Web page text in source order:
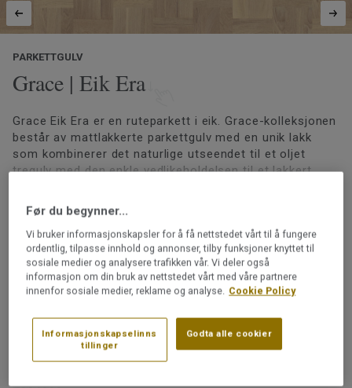
PARKETTGULV
Grace | Eik Era
Grace Eik Era er en ruteparkett i eik. Grace-kolleksjonen
består av mattlakkerte parkettgulv med en unik lakk
som kombinerer det naturlige utseendet til et oljet
tregulv med den enkle vedlikeholdelsen til et lakkert
praktiske fordelene med et lakkert gulv – utmerket
rengjøringsevne, minimalt vedlikehold og effektiv
beskyttelse mot daglig slitasje og flekker. Kolleksjonen
er også Svanemerket.
Svanemerket
Henvisning tilgradingbok
PEFC-sertifisert (PEFC / 05-35-125)
Overflatebehandlet med Proteco ExtraMatt
Kan legges på gulvvarme
Legges med klikksystemet 2-lock
Før du begynner...
Vi bruker informasjonskapsler for å få nettstedet vårt til å fungere
ordentlig, tilpasse innhold og annonser, tilby funksjoner knyttet til
sosiale medier og analysere trafikken vår. Vi deler også
informasjon om din bruk av nettstedet vårt med våre partnere
innenfor sosiale medier, reklame og analyse. Cookie Policy
Informasjonskapselinns
tillinger
Godta alle cookier